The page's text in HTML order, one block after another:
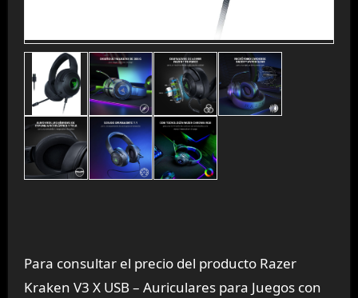
Para consultar el precio del producto Razer
Kraken V3 X USB – Auriculares para Juegos con